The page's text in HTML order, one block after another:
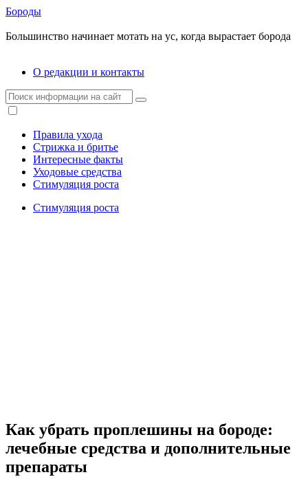
Бороды
Большинство начинает мотать на ус, когда вырастает борода
О редакции и контакты
Правила ухода
Стрижка и бритье
Интересные факты
Уходовые средства
Стимуляция роста
Стимуляция роста
Как убрать проплешины на бороде:
лечебные средства и дополнительные
препараты